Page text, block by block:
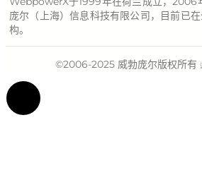
庞尔（上海）信息科技有限公司，目前已
构。
©2006-2025 威勃庞尔版权所有